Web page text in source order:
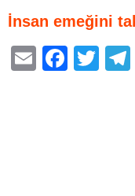
İnsan emeğini
E
F
T